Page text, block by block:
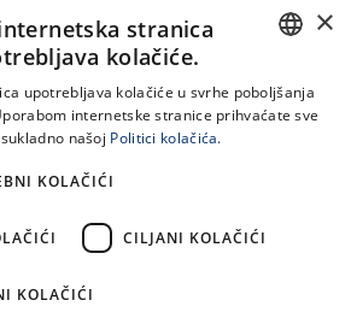
Split
CROATIAN
×
stranica
kolačiće.
upotrebljava kolačiće u svrhe poboljšanja
internetske stranice prihvaćate sve
našoj Politici kolačića.
KOLAČIĆI
CILJANI KOLAČIĆI
KOLAČIĆI